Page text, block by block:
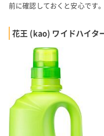
前に確認しておくと安心です。
花王 (kao) ワイドハイタ